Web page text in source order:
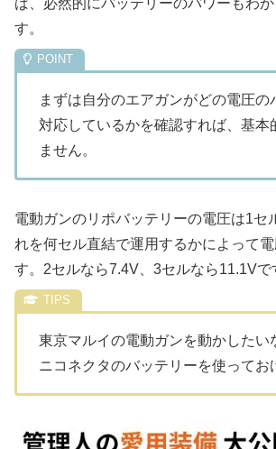
す。
まずは自分のエアガンがどの電圧の
対応しているかを確認すれば、基本
ません。
電動ガンのリポバッテリーの電圧は1セ
れを何セル直結で運用するかによって
す。2セルなら7.4V、3セルなら11.1Vで
東京マルイの電動ガンを動かしたい
ニコネクタのバッテリーを使ってお